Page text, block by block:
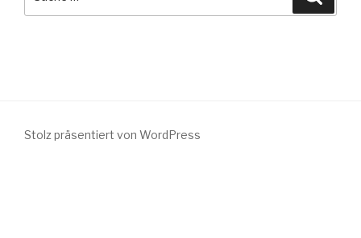
Stolz präsentiert von WordPress